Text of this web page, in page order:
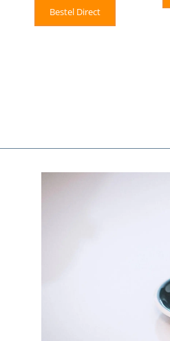
Bestel Direct